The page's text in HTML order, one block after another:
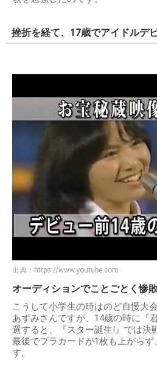
挫折を経て、17歳でアイドルデ
出典： https://www.youtube.com
オーディションでことごとく惨
こうして小学生の時はのど自慢大
あずみさんですが、14歳の時に『
選すると、『スター誕生!』では決
最後でプラカードが1枚も上がら
す。